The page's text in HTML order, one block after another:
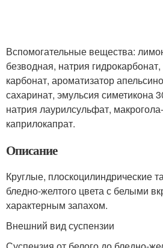
Вспомогательные вещества:
безводная, натрия
карбонат, ароматизатор
сахаринат, эмульсия симетикона
натрия лаурилсульфат,
каприлокапрат.
Описание
Круглые, плоскоцилиндрические
бледно-желтого цвета с белыми
характерным запахом.
Внешний вид суспензии